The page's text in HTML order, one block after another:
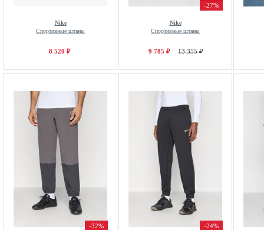
Nike
Спортивные штаны
8 520 ₽
-27%
Nike
Спортивные штаны
9 785 ₽ 13 355 ₽
-32% -24%